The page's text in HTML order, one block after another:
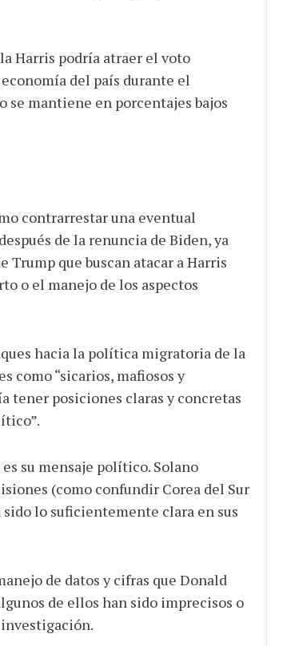
Harris podría atraer el voto
del país durante el
se mantiene en porcentajes bajos
contrarrestar una eventual
de la renuncia de Biden, ya
que buscan atacar a Harris
o el manejo de los aspectos
hacia la política migratoria de la
como “sicarios, mafiosos y
tener posiciones claras y concretas
su mensaje político. Solano
(como confundir Corea del Sur
lo suficientemente clara en sus
de datos y cifras que Donald
de ellos han sido imprecisos o